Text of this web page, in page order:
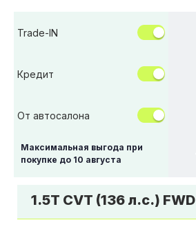
Trade-IN
Кредит
От автосалона
Максимальная выгода при
покупке до 10 августа
1.5T CVT (136 л.с.) FWD